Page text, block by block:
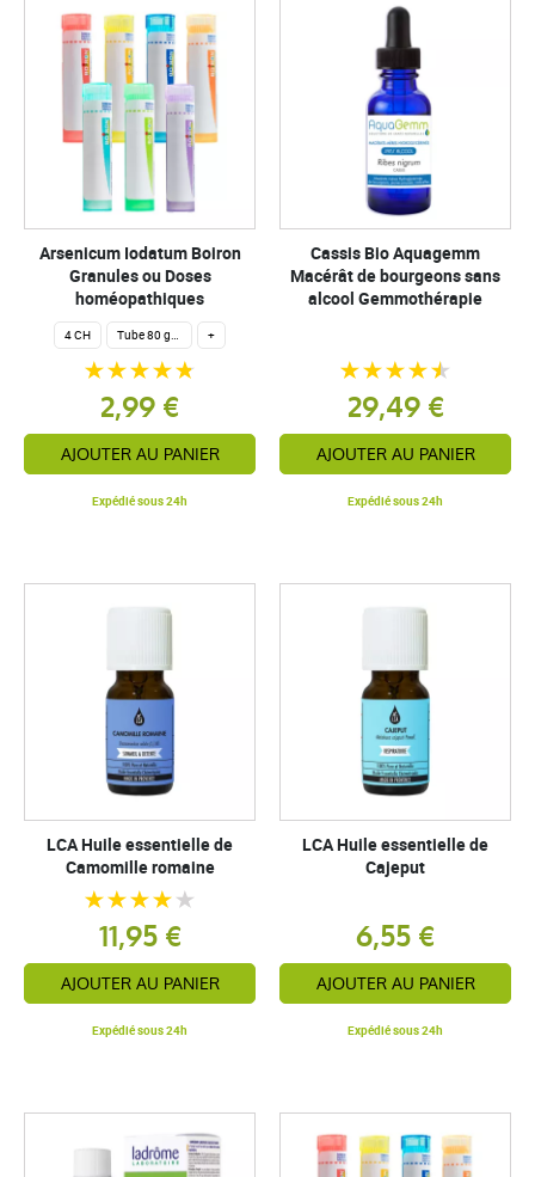
Arsenicum Iodatum Boiron
Granules ou Doses
homéopathiques
4 CH Tube 80 granules homéopathiques 4 g. +
2,99 €
AJOUTER AU PANIER
Expédié sous 24h
Cassis Bio Aquagemm
Macérât de bourgeons sans
alcool Gemmothérapie
29,49 €
AJOUTER AU PANIER
Expédié sous 24h
LCA Huile essentielle de
Camomille romaine
11,95 €
AJOUTER AU PANIER
Expédié sous 24h
LCA Huile essentielle de
Cajeput
6,55 €
AJOUTER AU PANIER
Expédié sous 24h